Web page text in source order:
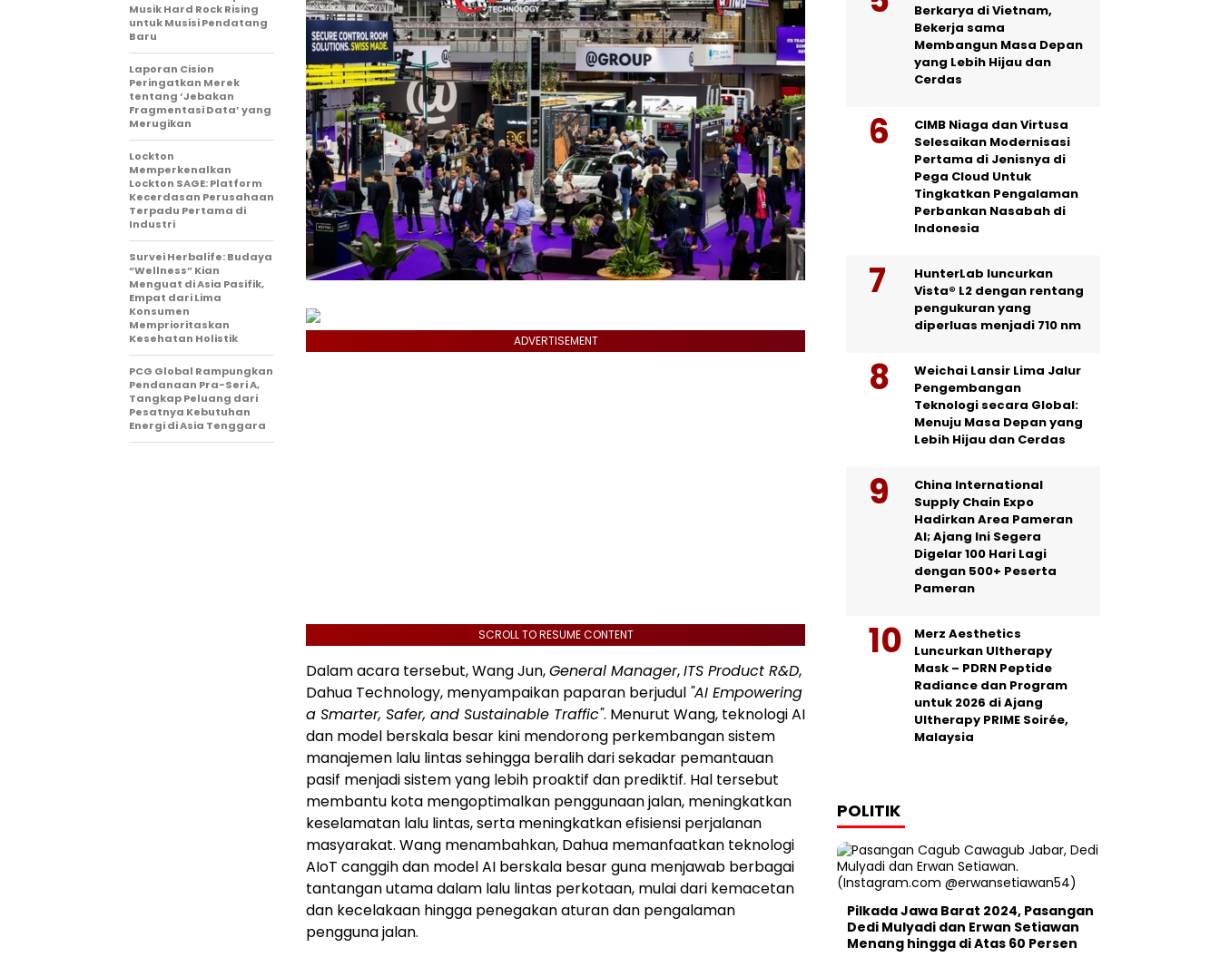
ADVERTISEMENT
SCROLL TO RESUME CONTENT
Dalam acara tersebut, Wang Jun,General Manager,ITS Product R&D,
Dahua Technology, menyampaikan paparan berjudul "AI Empowering
a Smarter, Safer, and Sustainable Traffic". Menurut Wang, teknologi AI
dan model berskala besar kini mendorong perkembangan sistem
manajemen lalu lintas sehingga beralih dari sekadar pemantauan
pasif menjadi sistem yang lebih proaktif dan prediktif. Hal tersebut
membantu kota mengoptimalkan penggunaan jalan, meningkatkan
keselamatan lalu lintas, serta meningkatkan efisiensi perjalanan
masyarakat. Wang menambahkan, Dahua memanfaatkan teknologi
AIoT canggih dan model AI berskala besar guna menjawab berbagai
tantangan utama dalam lalu lintas perkotaan, mulai dari kemacetan
dan kecelakaan hingga penegakan aturan dan pengalaman
pengguna jalan.
Musik Hard Rock Rising
untuk Musisi Pendatang
Baru
Laporan Cision
Peringatkan Merek
tentang ‘Jebakan
Fragmentasi Data’ yang
Merugikan
Lockton
Memperkenalkan
Lockton SAGE: Platform
Kecerdasan Perusahaan
Terpadu Pertama di
Industri
Survei Herbalife: Budaya
“Wellness” Kian
Menguat di Asia Pasifik,
Empat dari Lima
Konsumen
Memprioritaskan
Kesehatan Holistik
PCG Global Rampungkan
Pendanaan Pra-Seri A,
Tangkap Peluang dari
Pesatnya Kebutuhan
Energi di Asia Tenggara
Berkarya di Vietnam,
Bekerja sama
Membangun Masa Depan
yang Lebih Hijau dan
Cerdas
CIMB Niaga dan Virtusa
Selesaikan Modernisasi
Pertama di Jenisnya di
Pega Cloud Untuk
Tingkatkan Pengalaman
Perbankan Nasabah di
Indonesia
HunterLab luncurkan
Vista® L2 dengan rentang
pengukuran yang
diperluas menjadi 710 nm
Weichai Lansir Lima Jalur
Pengembangan
Teknologi secara Global:
Menuju Masa Depan yang
Lebih Hijau dan Cerdas
China International
Supply Chain Expo
Hadirkan Area Pameran
AI; Ajang Ini Segera
Digelar 100 Hari Lagi
dengan 500+ Peserta
Pameran
Merz Aesthetics
Luncurkan Ultherapy
Mask – PDRN Peptide
Radiance dan Program
untuk 2026 di Ajang
Ultherapy PRIME Soirée,
Malaysia
POLITIK
Pilkada Jawa Barat 2024, Pasangan
Dedi Mulyadi dan Erwan Setiawan
Menang hingga di Atas 60 Persen